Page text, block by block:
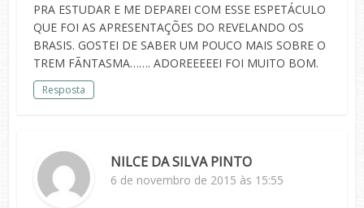
PRA ESTUDAR E ME DEPAREI COM ESSE ESPETÁCULO
QUE FOI AS APRESENTAÇÕES DO REVELANDO OS
BRASIS. GOSTEI DE SABER UM POUCO MAIS SOBRE O
TREM FÃNTASMA……. ADOREEEEEI FOI MUITO BOM.
Resposta
NILCE DA SILVA PINTO
6 de novembro de 2015 às 15:55